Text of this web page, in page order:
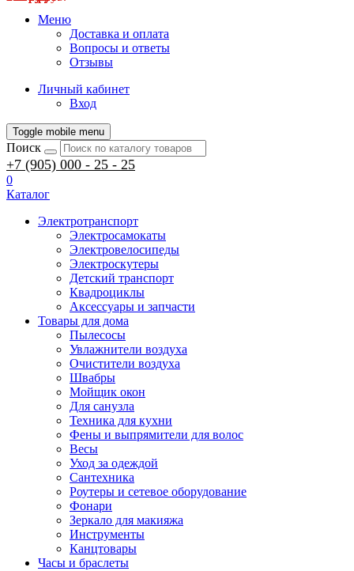
Меню
Доставка и оплата
Вопросы и ответы
Отзывы
Личный кабинет
Вход
Toggle mobile menu
Поиск
+7 (905) 000 - 25 - 25
0
Каталог
Электротранспорт
Электросамокаты
Электровелосипеды
Электроскутеры
Детский транспорт
Квадроциклы
Аксессуары и запчасти
Товары для дома
Пылесосы
Увлажнители воздуха
Очистители воздуха
Швабры
Мойщик окон
Для санузла
Техника для кухни
Фены и выпрямители для волос
Весы
Уход за одеждой
Сантехника
Роутеры и сетевое оборудование
Фонари
Зеркало для макияжа
Инструменты
Канцтовары
Часы и браслеты